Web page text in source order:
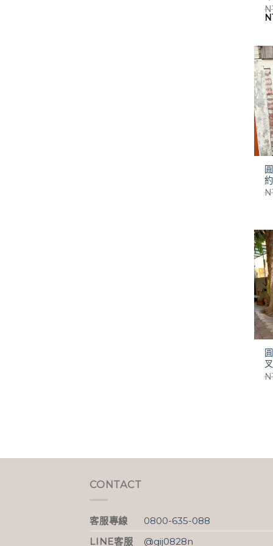
原
CONTACT
客服專線
0800-635-088
LINE客服
@gij0828n